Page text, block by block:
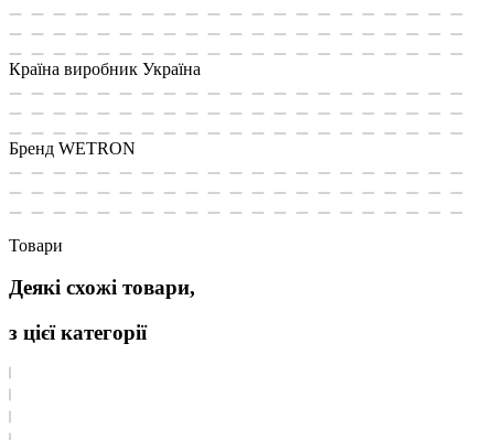
Країна виробник Україна
Бренд WETRON
Товари
Деякі схожі товари,
з цієї категорії